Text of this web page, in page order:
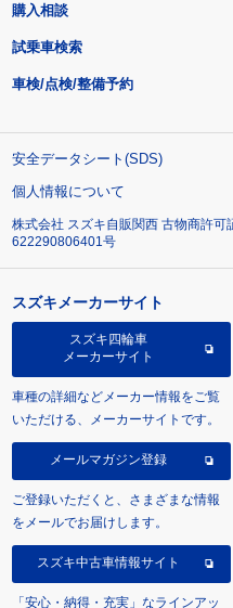
購入相談
試乗車検索
車検/点検/整備予約
安全データシート(SDS)
個人情報について
株式会社 スズキ自販関西 古物商許可
622290806401号
スズキメーカーサイト
スズキ四輪車
メーカーサイト
車種の詳細などメーカー情報をご覧
いただける、メーカーサイトです。
メールマガジン登録
ご登録いただくと、さまざまな情報
をメールでお届けします。
スズキ中古車情報サイト
「安心・納得・充実」なラインアッ